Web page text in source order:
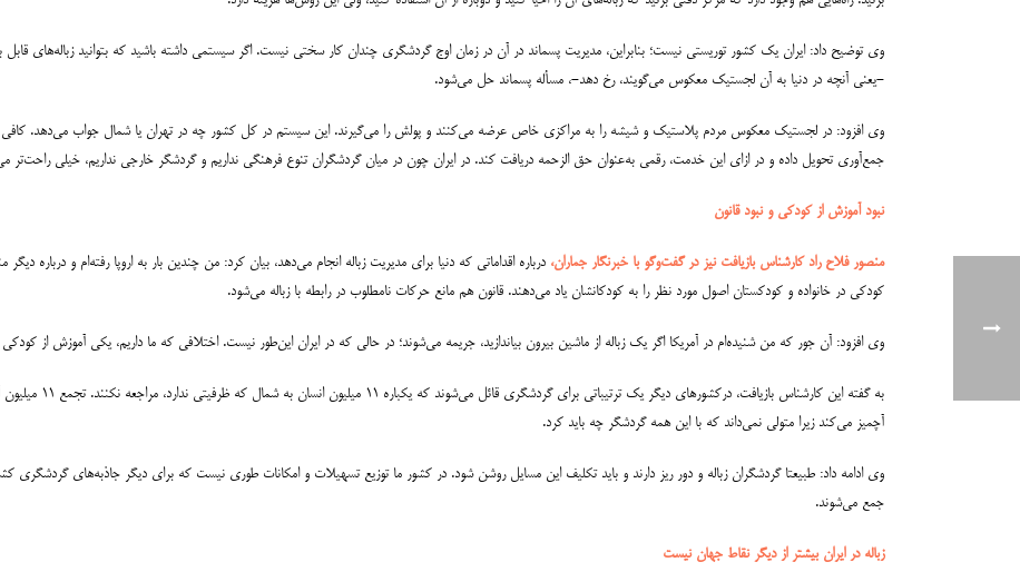
وی توضیح داد: ایران یک کشور توریستی نیست؛ بنابراین، مدیریت پسماند در آن در زمان اوج گردشگری چندان کار سختی نیست. اگر سیستمی داشته باشید که بتوانید زباله‌های
-یعنی آنچه در دنیا به آن لجستیک معکوس می‌گویند، رخ دهد-، مسأله پسماند حل می‌شود.
وی افزود: در لجستیک معکوس مردم پلاستیک و شیشه را به مراکزی خاص عرضه می‌کنند و پولش را می‌گیرند. این سیستم در کل کشور چه در تهران یا شمال جواب می‌دهد. کافی
جمع‌آوری تحویل داده و در ازای این خدمت، رقمی به‌عنوان حق الزحمه دریافت کند. در ایران چون در میان گردشگران تنوع فرهنگی نداریم و گردشگر خارجی نداریم، خیلی راحت‌تر
نبود آموزش از کودکی و نبود قانون
منصور فلاح راد کارشناس بازیافت نیز در گفت‌وگو با خبرنگار جماران، درباره اقداماتی که دنیا برای مدیریت زباله انجام می‌دهد، بیان کرد: من چندین بار به اروپا رفته‌ام و درباره
کودکی در خانواده و کودکستان اصول مورد نظر را به کودکانشان یاد می‌دهند. قانون هم مانع حرکات نامطلوب در رابطه با زباله می‌شود.
وی افزود: آن جور که من شنیده‌ام در آمریکا اگر یک زباله از ماشین بیرون بیاندازید، جریمه می‌شوند؛ در حالی که در ایران این‌طور نیست. اختلافی که ما داریم، یکی آموزش از
به گفته این کارشناس
آچمیز می‌کند زیرا متولی نمی‌داند که با این همه گردشگر چه باید کرد.
وی ادامه داد: طبیعتا گردشگران زباله و دور ریز دارند و باید تکلیف این مسایل روشن شود. در کشور ما توزیع تسهیلات و امکانات طوری نیست که برای دیگر جاذبه‌های
جمع می‌شوند.
زباله در ایران بیشتر از دیگر نقاط جهان نیست